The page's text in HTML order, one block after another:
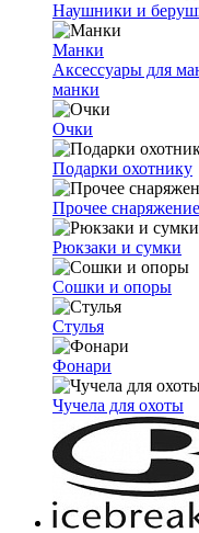
Наушники и
Манки
Аксессуары для
манки
Очки
Подарки охотнику
Прочее
Рюкзаки и сумки
Сошки и опоры
Стулья
Фонари
Чучела для охоты